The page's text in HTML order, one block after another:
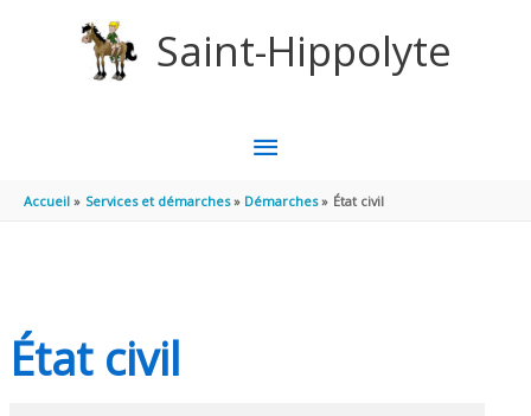
Saint-Hippolyte
MENU
PRINCIPAL
Accueil Services et démarches Démarches État civil
État civil